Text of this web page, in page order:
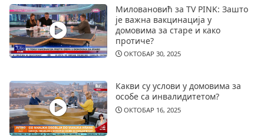
Миловановић за TV PINK: Зашто
је важна вакцинација у
домовима за старе и како
протиче?
ОКТОБАР 30, 2025
Какви су услови у домовима за
особе са инвалидитетом?
ОКТОБАР 16, 2025